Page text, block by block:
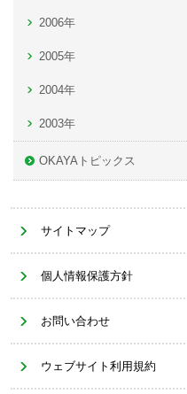
2006年
2005年
2004年
2003年
OKAYAトピックス
サイトマップ
個人情報保護方針
お問い合わせ
ウェブサイト利用規約